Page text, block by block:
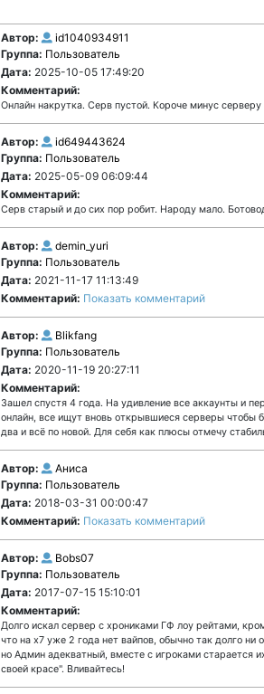
Автор:
id1040934911
Группа: Пользователь
Дата: 2025-10-05 17:49:20
Комментарий:
Онлайн накрутка. Серв пустой. Короче минус серверу
Автор:
id649443624
Группа: Пользователь
Дата: 2025-05-09 06:09:44
Комментарий:
Серв старый и до сих пор робит. Народу мало.
Автор:
demin_yuri
Группа: Пользователь
Дата: 2021-11-17 11:13:49
Комментарий: Показать комментарий
Автор:
Blikfang
Группа: Пользователь
Дата: 2020-11-19 20:27:11
Комментарий:
Зашел спустя 4 года. На удивление все аккаунты и
онлайн, все ищут вновь открывшиеся серверы чтобы
два и всё по новой. Для себя как плюсы отмечу
Автор:
Аниса
Группа: Пользователь
Дата: 2018-03-31 00:00:47
Комментарий: Показать комментарий
Автор:
Bobs07
Группа: Пользователь
Дата: 2017-07-15 15:10:01
Комментарий:
Долго искал сервер с хрониками ГФ лоу рейтами,
что на х7 уже 2 года нет вайпов, обычно так долго
но Админ адекватный, вместе с игроками старается
своей красе". Вливайтесь!